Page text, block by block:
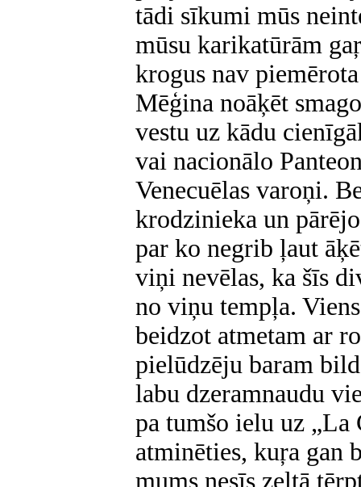
tādi sīkumi mūs
mūsu karikatūrām
krogus nav
Mēģina noāķēt
vestu uz kādu
vai nacionālo
Venecuēlas varoņi.
krodzinieka un
par ko negrib ļaut
viņi nevēlas, ka šīs
no viņu tempļa.
beidzot atmetam ar
pielūdzēju baram
labu dzeramnaudu
pa tumšo ielu uz „La
atminēties, kuŗa gan
mums nesīs zeltā